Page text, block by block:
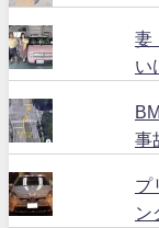
妻
い
事
プ
ン